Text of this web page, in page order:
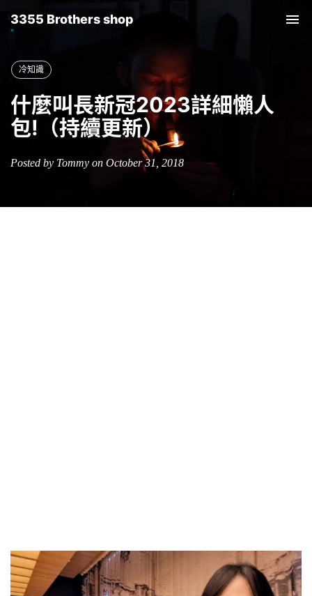
3355 Brothers shop
冷知識
什麼叫長新冠2023詳細懶人
包!（持續更新）
Posted by Tommy on October 31, 2018